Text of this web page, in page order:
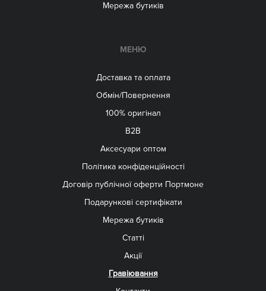
Мережа бутиків
МЕНЮ
Доставка та оплата
Обмін/Повернення
100% оригінал
B2B
Aксесуари оптом
Політика конфіденційності
Договір публічної оферти Портмоне
Подарункові сертифікати
Мережа бутиків
Статті
Акції
Гравіювання